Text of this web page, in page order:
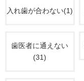
入れ歯が合わない(1)
歯医者に通えない
(31)